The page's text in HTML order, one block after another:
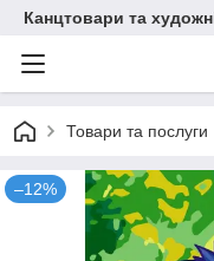
Канцтовари та
Товари та послуги
–12%